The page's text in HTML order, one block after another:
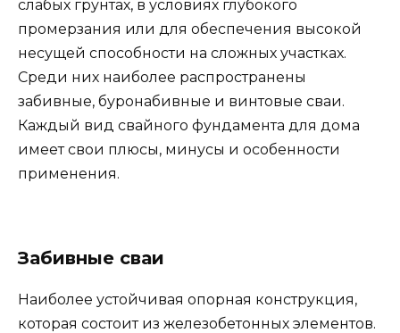
слабых грунтах, в условиях глубокого
промерзания или для обеспечения высокой
несущей способности на сложных участках.
Среди них наиболее распространены
забивные, буронабивные и винтовые сваи.
Каждый вид свайного фундамента для дома
имеет свои плюсы, минусы и особенности
применения.
Забивные сваи
Наиболее устойчивая опорная конструкция,
которая состоит из железобетонных элементов.